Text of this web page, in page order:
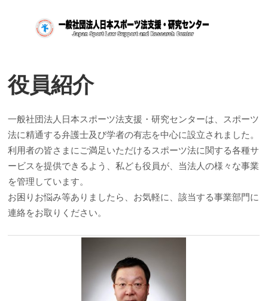
役員紹介
一般社団法人日本スポーツ法支援・研究センターは、スポーツ
法に精通する弁護士及び学者の有志を中心に設立されました。
利用者の皆さまにご満足いただけるスポーツ法に関する各種サ
ービスを提供できるよう、私ども役員が、当法人の様々な事業
を管理しています。
お困りお悩み等ありましたら、お気軽に、該当する事業部門に
連絡をお取りください。